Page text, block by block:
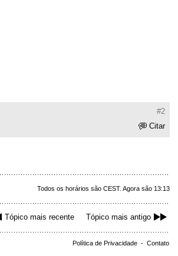
#2
Citar
Todos os horários são CEST. Agora são 13:13
Tópico mais recente Tópico mais antigo
Política de Privacidade - Contato